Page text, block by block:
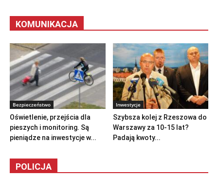
KOMUNIKACJA
Bezpieczeństwo
Oświetlenie, przejścia dla
pieszych i monitoring. Są
pieniądze na inwestycje w...
Inwestycje
Szybsza kolej z Rzeszowa do
Warszawy za 10-15 lat?
Padają kwoty...
POLICJA